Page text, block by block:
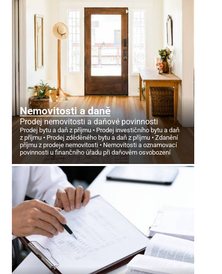
Nemovitosti a daně
Prodej nemovitosti a daňové povinnosti
Prodej bytu a daň z příjmu
Prodej investičního bytu a daň
z příjmu
Prodej zděděného bytu a daň z příjmu
Zdanění
příjmu z prodeje nemovitosti
Nemovitosti a oznamovací
povinnosti u finančního úřadu při daňovém osvobození